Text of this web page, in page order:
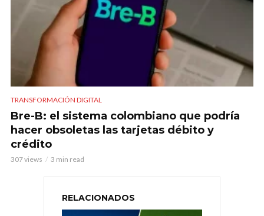
TRANSFORMACIÓN DIGITAL
Bre-B: el sistema colombiano que podría
hacer obsoletas las tarjetas débito y
crédito
307 views 3 min read
RELACIONADOS